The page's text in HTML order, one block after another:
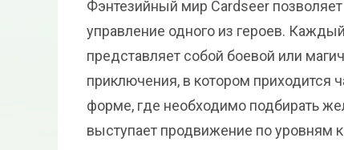
Фэнтезийный мир Cardseer
управление одного из героев.
представляет собой боевой или
приключения, в котором приходится
форме, где необходимо подбирать
выступает продвижение по уровням